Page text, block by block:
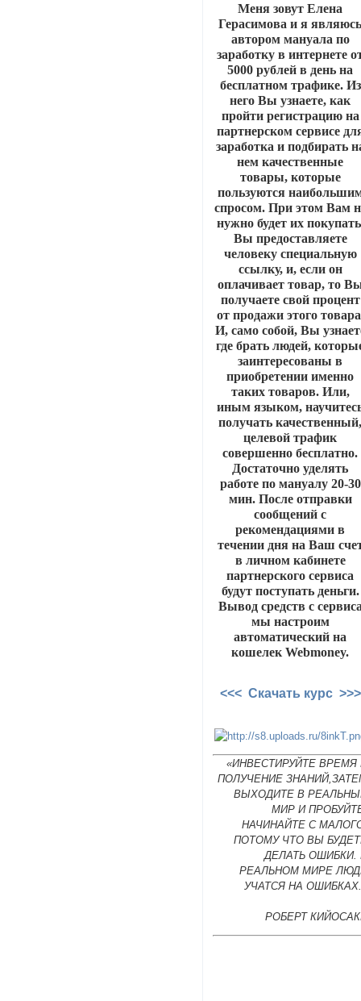
Меня зовут Елена
Герасимова и я
автором мануала по
заработку в интернете
5000 рублей в день на
бесплатном трафике. Из
него Вы узнаете, как
пройти регистрацию на
партнерском сервисе
заработка и подбирать
нем качественные
товары, которые
пользуются
спросом. При этом Вам
нужно будет их
Вы предоставляете
человеку специальную
ссылку, и, если он
оплачивает товар, то
получаете свой процент
от продажи этого
И, само собой, Вы
где брать людей,
заинтересованы в
приобретении именно
таких товаров. Или,
иным языком,
получать
целевой трафик
совершенно бесплатно.
Достаточно уделять
работе по мануалу 20-30
мин. После отправки
сообщений с
рекомендациями в
течении дня на Ваш
в личном кабинете
партнерского сервиса
будут поступать деньги.
Вывод средств с
мы настроим
автоматический на
кошелек Webmoney.
<<< Скачать курс >>>
«ИНВЕСТИРУЙТЕ ВРЕМЯ
ПОЛУЧЕНИЕ
ВЫХОДИТЕ В
МИР И
НАЧИНАЙТЕ С
ПОТОМУ ЧТО ВЫ
ДЕЛАТЬ ОШИБКИ.
РЕАЛЬНОМ МИРЕ
УЧАТСЯ НА
РОБЕРТ